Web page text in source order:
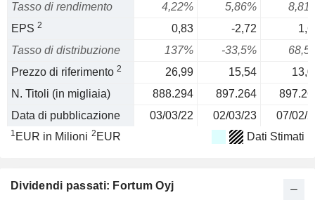
Tasso di rendimento
4,22% 5,86%
EPS 2 0,83 -2,72
Tasso di distribuzione
137% -33,5%
Prezzo di riferimento 2 26,99 15,54
N. Titoli (in migliaia)
888.294 897.264
Data di pubblicazione
03/03/22 02/03/23 07/02/
1 EUR in Milioni 2 EUR Dati Stimati
Dividendi passati: Fortum Oyj